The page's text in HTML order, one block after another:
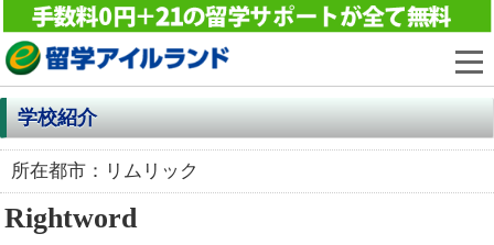
学校紹介
所在都市：リムリック
Rightword